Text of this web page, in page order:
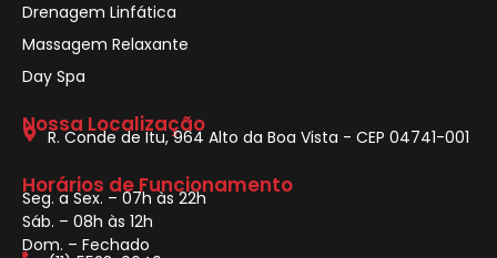
Drenagem Linfática
Massagem Relaxante
Day Spa
Nossa Localização
R. Conde de Itu, 964 Alto da Boa Vista - CEP 04741-001
Horários de Funcionamento
Seg. a Sex. – 07h às 22h
Sáb. – 08h às 12h
Dom. – Fechado